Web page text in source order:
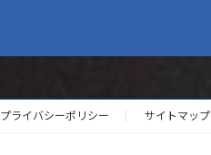
プライバシーポリシー サイトマップ